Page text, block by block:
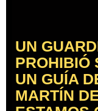
UN
PROHIBIÓ
UN GUÍA
MARTÍN